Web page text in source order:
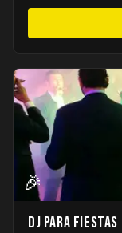
🎉
DJ para